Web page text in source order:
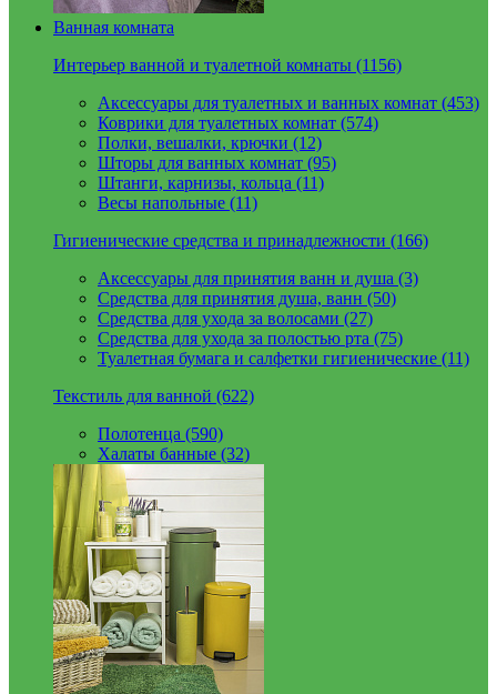
Ванная комната
Интерьер ванной и туалетной комнаты (1156)
Аксессуары для туалетных и ванных комнат (453)
Коврики для туалетных комнат (574)
Полки, вешалки, крючки (12)
Шторы для ванных комнат (95)
Штанги, карнизы, кольца (11)
Весы напольные (11)
Гигиенические средства и принадлежности (166)
Аксессуары для принятия ванн и душа (3)
Средства для принятия душа, ванн (50)
Средства для ухода за волосами (27)
Средства для ухода за полостью рта (75)
Туалетная бумага и салфетки гигиенические (11)
Текстиль для ванной (622)
Полотенца (590)
Халаты банные (32)